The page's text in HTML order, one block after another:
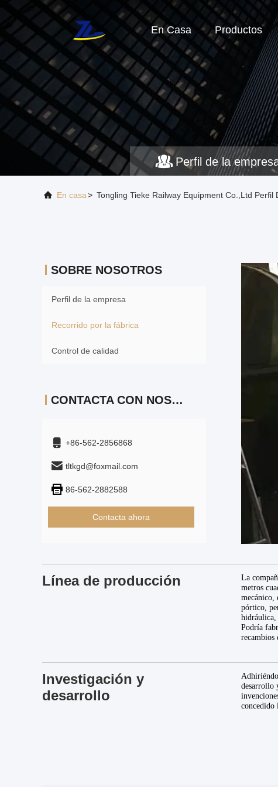
En Casa Productos
Perfil de la
En casa> Tongling Tieke Railway Equipment Co.,Ltd Perfil
SOBRE NOSOTROS
Perfil de la empresa
Recorrido por la fábrica
Control de calidad
CONTACTA CON NOSOTROS
+86-562-2856868
tltkgd@foxmail.com
86-562-2882588
Contacta ahora
Línea de producción
La
metros
mecánico,
pórtico,
hidráulica,
Podría
recambios
Investigación y
desarrollo
desarrollo
concedido